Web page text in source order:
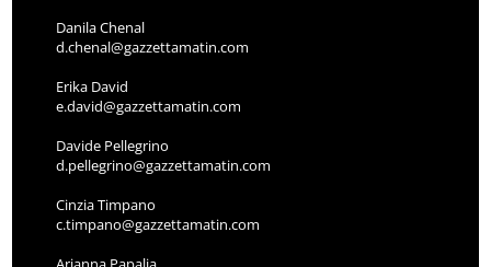
Danila Chenal
d.chenal@gazzettamatin.com
Erika David
e.david@gazzettamatin.com
Davide Pellegrino
d.pellegrino@gazzettamatin.com
Cinzia Timpano
c.timpano@gazzettamatin.com